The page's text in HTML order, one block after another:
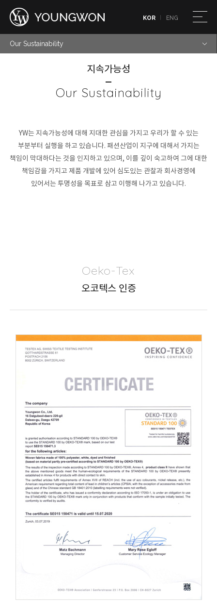
KOR ENG
Our Sustainability
지속가능성
Our Sustainability
YW는 지속가능성에 대해 지대한 관심을 가지고 우리가 할 수 있는
부분부터 실행을 하고 있습니다. 패션산업이 지구에 대해서 가지는
책임이 막대하다는 것을 인지하고 있으며, 이를 깊이 숙고하여 그에 대한
책임감을 가지고 제품 개발에 있어 심도있는 관찰과 회사경영에
있어서는 투명성을 목표로 삼고 이행해 나가고 있습니다.
Oeko-Tex
오코텍스 인증